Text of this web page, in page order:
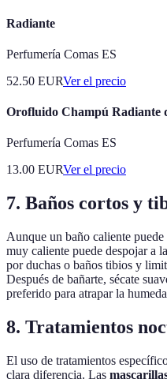
Radiante
Perfumería Comas ES
52.50 EURVer el precio
Orofluido Champú Radiante
Perfumería Comas ES
13.00 EURVer el precio
7. Baños cortos y
Aunque un baño caliente
muy caliente puede despojar a
por duchas o baños tibios y
Después de bañarte, sécate
preferido para atrapar la
8. Tratamientos
El uso de tratamientos
clara diferencia. Las